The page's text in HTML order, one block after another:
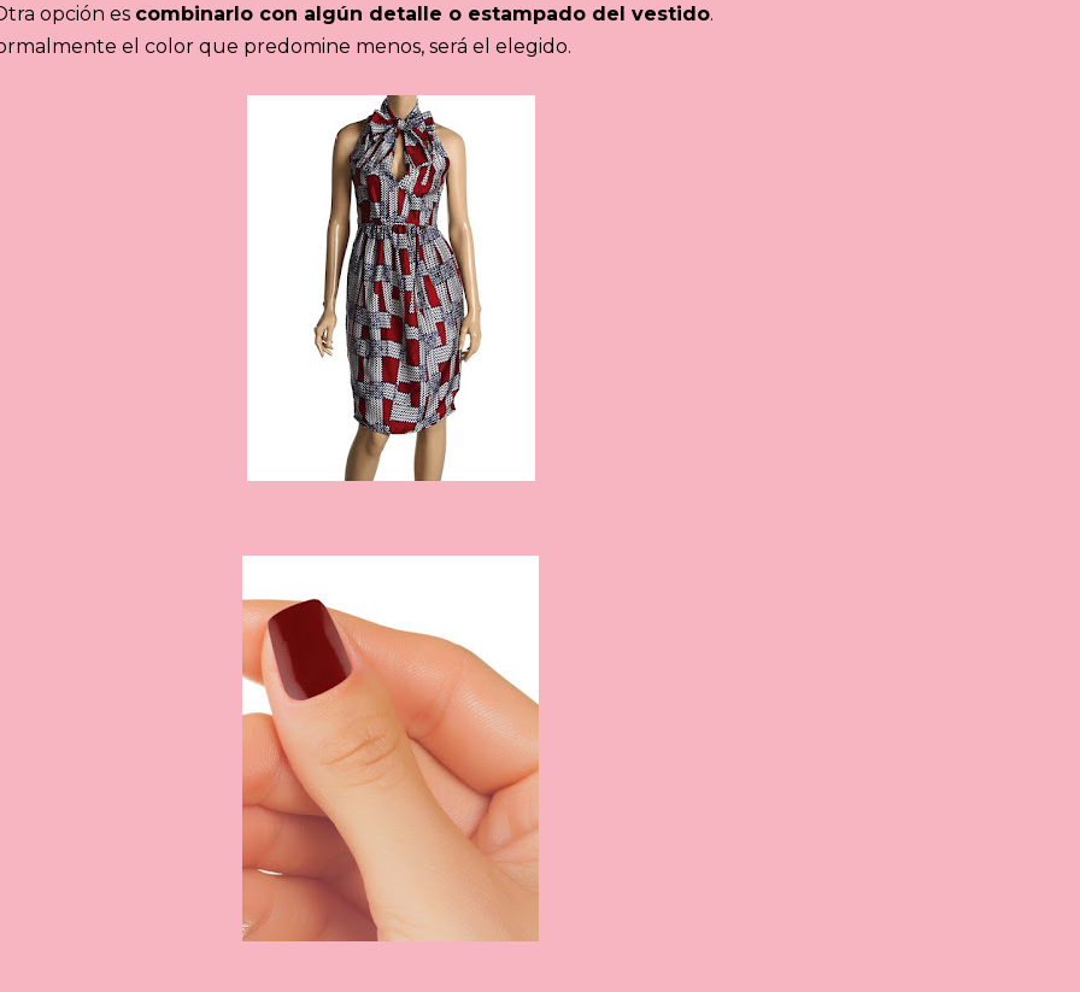
opción es combinarlo con algún detalle o estampado del vestido.
el color que predomine menos, será el elegido.